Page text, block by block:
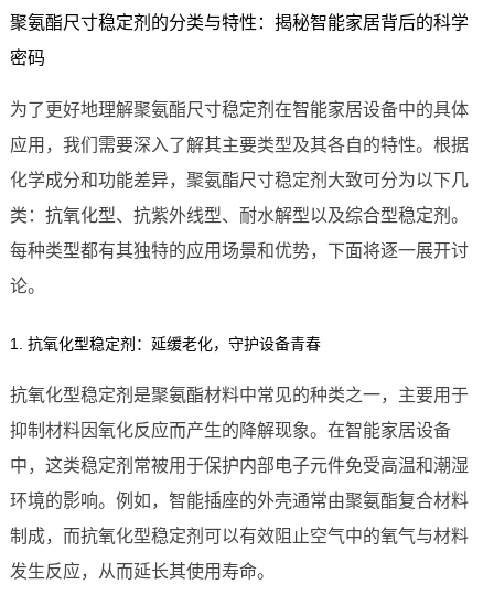
聚氨酯尺寸稳定剂的分类与特性：揭秘智能家居背后的科学
密码
为了更好地理解聚氨酯尺寸稳定剂在智能家居设备中的具体
应用，我们需要深入了解其主要类型及其各自的特性。根据
化学成分和功能差异，聚氨酯尺寸稳定剂大致可分为以下几
类：抗氧化型、抗紫外线型、耐水解型以及综合型稳定剂。
每种类型都有其独特的应用场景和优势，下面将逐一展开讨
论。
1. 抗氧化型稳定剂：延缓老化，守护设备青春
抗氧化型稳定剂是聚氨酯材料中常见的种类之一，主要用于
抑制材料因氧化反应而产生的降解现象。在智能家居设备
中，这类稳定剂常被用于保护内部电子元件免受高温和潮湿
环境的影响。例如，智能插座的外壳通常由聚氨酯复合材料
制成，而抗氧化型稳定剂可以有效阻止空气中的氧气与材料
发生反应，从而延长其使用寿命。